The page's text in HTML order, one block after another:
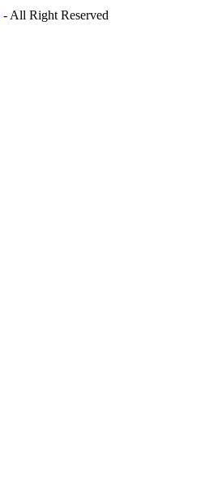
- All Right Reserved